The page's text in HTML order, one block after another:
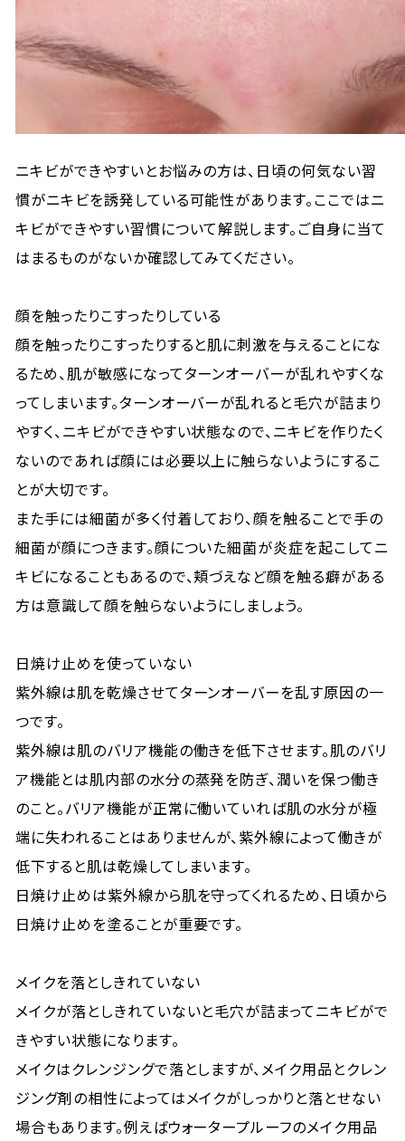
ニキビができやすいとお悩みの方は、日頃の何気ない習
慣がニキビを誘発している可能性があります。ここではニ
キビができやすい習慣について解説します。ご自身に当て
はまるものがないか確認してみてください。
顔を触ったりこすったりしている
顔を触ったりこすったりすると肌に刺激を与えることにな
るため、肌が敏感になってターンオーバーが乱れやすくな
ってしまいます。ターンオーバーが乱れると毛穴が詰まり
やすく、ニキビができやすい状態なので、ニキビを作りたく
ないのであれば顔には必要以上に触らないようにするこ
とが大切です。
また手には細菌が多く付着しており、顔を触ることで手の
細菌が顔につきます。顔についた細菌が炎症を起こしてニ
キビになることもあるので、頬づえなど顔を触る癖がある
方は意識して顔を触らないようにしましょう。
日焼け止めを使っていない
紫外線は肌を乾燥させてターンオーバーを乱す原因の一
つです。
紫外線は肌のバリア機能の働きを低下させます。肌のバリ
ア機能とは肌内部の水分の蒸発を防ぎ、潤いを保つ働き
のこと。バリア機能が正常に働いていれば肌の水分が極
端に失われることはありませんが、紫外線によって働きが
低下すると肌は乾燥してしまいます。
日焼け止めは紫外線から肌を守ってくれるため、日頃から
日焼け止めを塗ることが重要です。
メイクを落としきれていない
メイクが落としきれていないと毛穴が詰まってニキビがで
きやすい状態になります。
メイクはクレンジングで落としますが、メイク用品とクレン
ジング剤の相性によってはメイクがしっかりと落とせない
場合もあります。例えばウォータープルーフのメイク用品